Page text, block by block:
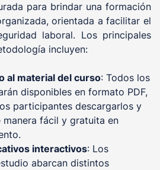
para brindar una formación
orientada a facilitar el
laboral. Los principales
incluyen:
al material del curso: Todos los
disponibles en formato PDF,
participantes descargarlos y
fácil y gratuita en
interactivos: Los
abarcan distintos